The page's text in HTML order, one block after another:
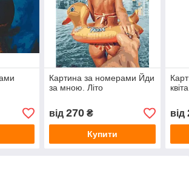
Картина за номерами Йди
за мною. Літо
від 270₴
Купити
від